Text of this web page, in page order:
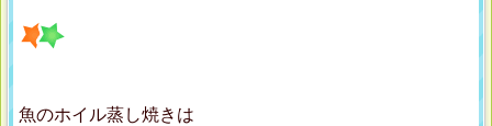
魚のホイル蒸し焼きは